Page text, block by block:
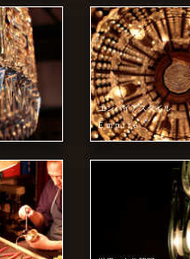
エンパイアスタイル
Empire